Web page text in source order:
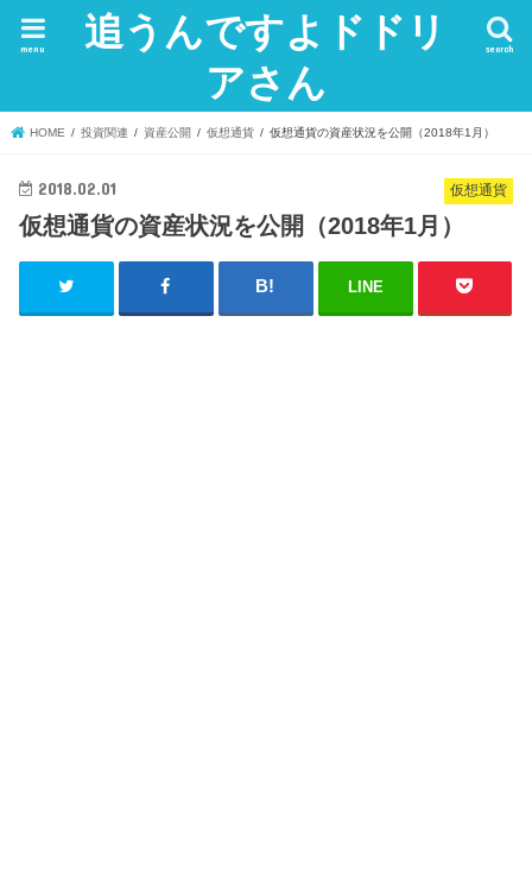
追うんですよドドリ
アさん
search
menu
HOME 投資関連 資産公開 仮想通貨 仮想通貨の資産状況を公開（2018年1月）
仮想通貨
2018.02.01
仮想通貨の資産状況を公開（2018年1月）
LINE